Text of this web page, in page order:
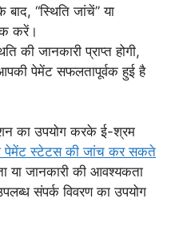
“स्थिति जांचें” या
करें।
की जानकारी प्राप्त होगी,
पेमेंट सफलतापूर्वक हुई है
का उपयोग करके ई-श्रम
पेमेंट स्टेटस की जांच कर सकते
या जानकारी की आवश्यकता
संपर्क विवरण का उपयोग